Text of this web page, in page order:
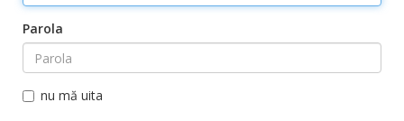
Parola
nu mă uita